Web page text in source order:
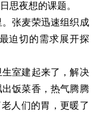
思夜想的课题。
张麦荣迅速组织成
迫切的需求展开探
室建起来了，解决
饭菜香，热气腾腾
人们的胃，更暖了